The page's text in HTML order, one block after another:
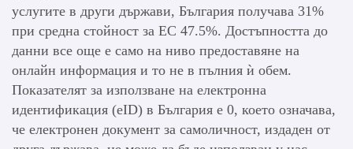
услугите в други държави, България получава 31%
при средна стойност за ЕС 47.5%. Достъпността до
данни все още е само на ниво предоставяне на
онлайн информация и то не в пълния ѝ обем.
Показателят за използване на електронна
идентификация (eID) в България е 0, което означава,
че електронен документ за самоличност, издаден от